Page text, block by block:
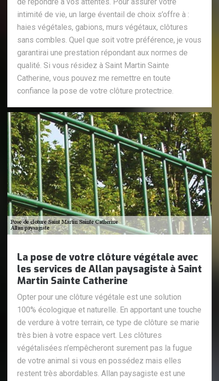
intimité de vie, un large éventail de choix s’offre à :
haies végétales, gabions, murs végétaux, clôtures
sans combles. Quel que soit votre préférence, je vous
garantirai une prestation répondant aux normes de
qualité. Si vous résidez à Saint Martin Sainte
Catherine, vous pouvez me remettre en toute
confiance la pose de votre clôture protectrice.
La pose de votre clôture végétale avec
les services de Allan paysagiste à Saint
Martin Sainte Catherine
Opter pour une clôture végétale est une solution
100% écologique et naturelle. En apportant une touche
de verdure à votre terrain, ce type de clôture se marie
très bien à votre espace vert. Les clôtures
végétalisées n’empêcheront surement pas la fugue
de votre animal si vous en possédez mais elles
restent très abordables. Allan paysagiste est une